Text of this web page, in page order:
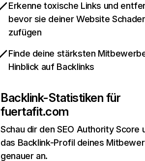
Erkenne toxische Links und
bevor sie deiner Website
zufügen
Finde deine stärksten
Hinblick auf Backlinks
Backlink-Statistiken für
fuertafit.com
Schau dir den SEO Authority Score
das Backlink-Profil deines
genauer an.